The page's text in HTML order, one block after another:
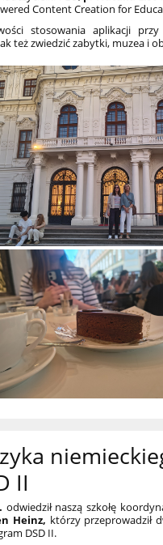
Content Creation for
stosowania aplikacji
też zwiedzić zabytki, muzea i
II
odwiedził naszą szkołę
Heinz, którzy przeprowadził
DSD II.